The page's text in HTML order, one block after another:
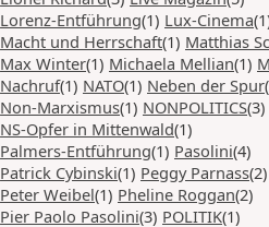
Lorenz-Entführung(1) Lux-Cinema
Macht und Herrschaft(1) Matthias
Max Winter(1) Michaela Mellian(1)
Nachruf(1) NATO(1) Neben der Spur
Non-Marxismus(1) NONPOLITICS(3)
NS-Opfer in Mittenwald(1)
Palmers-Entführung(1) Pasolini(4)
Patrick Cybinski(1) Peggy Parnass(2)
Peter Weibel(1) Pheline Roggan(2)
Pier Paolo Pasolini(3) POLITIK(1)